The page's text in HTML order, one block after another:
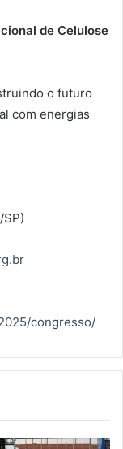
de Celulose
o futuro
com energias
congresso/